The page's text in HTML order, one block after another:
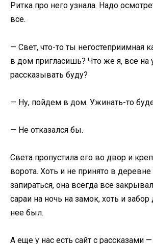
Ритка про него узнала. Надо
все.
— Свет, что-то ты негостеприимная
в дом пригласишь? Что же я, все на
рассказывать буду?
— Ну, пойдем в дом. Ужинать-то
— Не отказался бы.
Света пропустила его во двор и
ворота. Хоть и не принято в
запираться, она всегда все
сараи на ночь на замок, хоть и
нее был.
А еще у нас есть сайт с рассказами